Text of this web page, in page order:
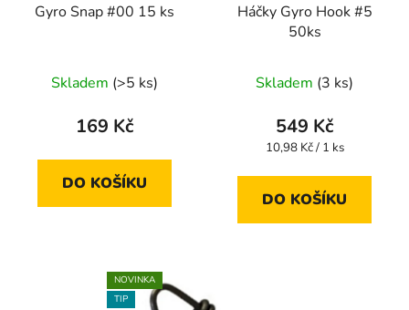
Gyro Snap #00 15 ks
Skladem (>5 ks)
169 Kč
DO KOŠÍKU
Háčky Gyro Hook #5
50ks
Skladem (3 ks)
549 Kč
Měrná
10,98 Kč / 1 ks
DO KOŠÍKU
NOVINKA
TIP